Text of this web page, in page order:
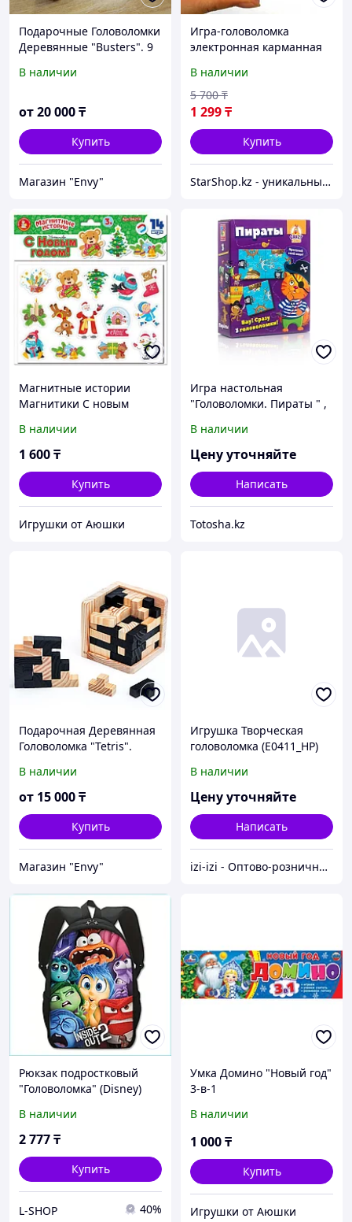
Подарочные Головоломки
Деревянные "Busters". 9
головоломок. Различные
Подарок.
В наличии
от20 000₸
Купить
Магазин "Envy"
Игра-головоломка
электронная карманная
форме гоночного руля
(Желтый)
В наличии
1 299₸
5 700 ₸
Купить
StarShop.kz - уникальные вещи с доставкой на дом
Магнитные истории
Магнитики С новым
В наличии
1 600₸
Купить
Игрушки от Аюшки
Игра настольная
"Головоломки. Пираты " ,
В наличии
Цену уточняйте
Написать
Totosha.kz
Подарочная Деревянная
Головоломка "Tetris".
игрушка. Кубик. Нужный
подарок.
В наличии
от 15 000₸
Купить
Магазин "Envy"
Игрушка Творческая
головоломка (E0411_HP)
В наличии
Цену уточняйте
Написать
izi-izi - Оптово-розничный Склад - товары на заказ до двери! Cамые уникальные и полезные товары.
Рюкзак подростковый
"Головоломка" (Disney)
В наличии
2 777₸
Купить
L-SHOP 40%
Умка Домино "Новый год"
3-в-1
В наличии
1 000₸
Купить
Игрушки от Аюшки